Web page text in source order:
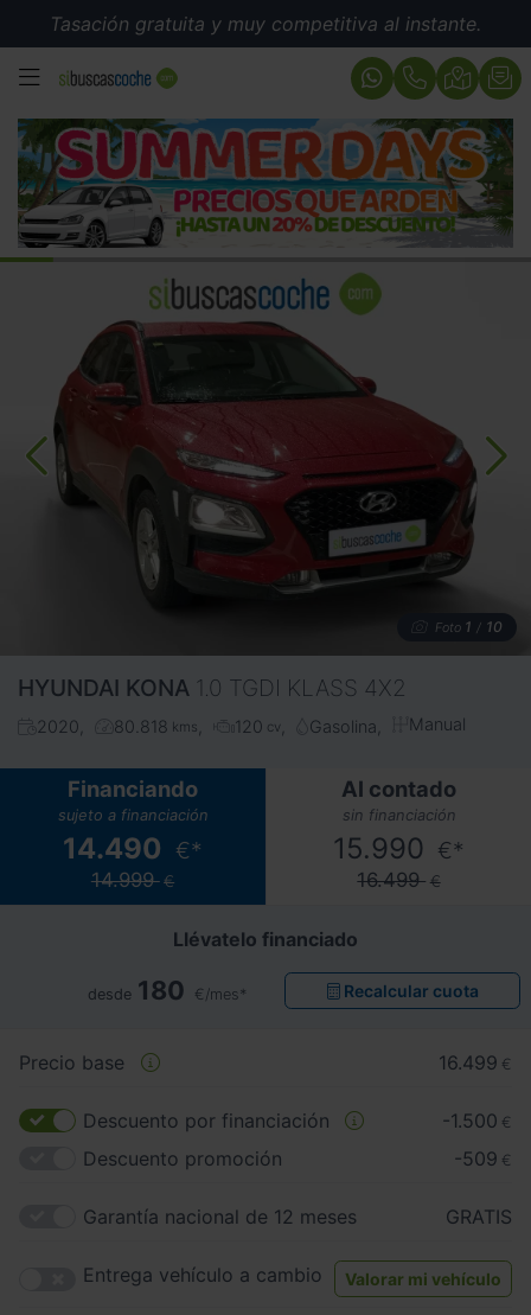
Tasación gratuita y muy competitiva al instante.
MENÚ
Foto 1 / 10
HYUNDAI KONA 1.0 TGDI KLASS 4X2
2020 80.818 kms 120 cv Gasolina Manual
Financiando
sujeto a financiación
14.490 €*
14.999 €
Al contado
sin financiación
15.990 €*
16.499 €
Llévatelo financiado
desde 180 €/mes* Recalcular cuota
Precio base 16.499 €
Descuento por financiación -1.500 €
Descuento promoción -509 €
Garantía nacional de 12 meses GRATIS
Entrega vehículo a cambio Valorar mi vehículo